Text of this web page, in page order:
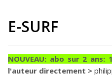
E-SURF
NOUVEAU: abo sur 2 ans:
l'auteur directement >